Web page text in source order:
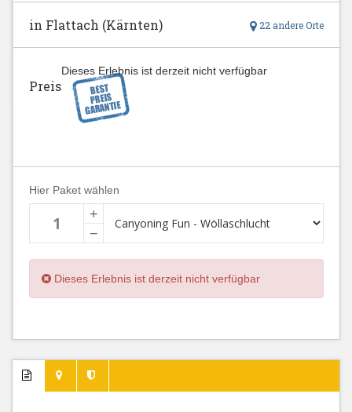
22 andere Orte
in Flattach (Kärnten)
Dieses Erlebnis ist derzeit nicht verfügbar
Preis
Hier Paket wählen
+
−
Dieses Erlebnis ist derzeit nicht verfügbar